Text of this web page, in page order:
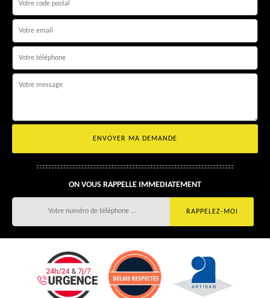
ON VOUS RAPPELLE IMMEDIATEMENT